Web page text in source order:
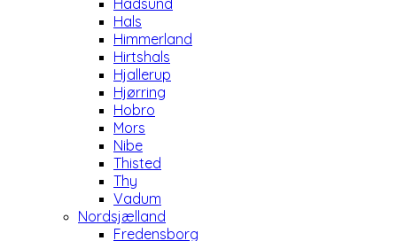
Hadsund
Hals
Himmerland
Hirtshals
Hjallerup
Hjørring
Hobro
Mors
Nibe
Thisted
Thy
Vadum
Nordsjælland
Fredensborg